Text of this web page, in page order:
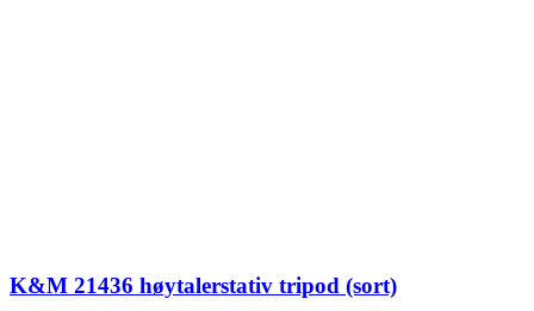
K&M 21436 høytalerstativ tripod (sort)